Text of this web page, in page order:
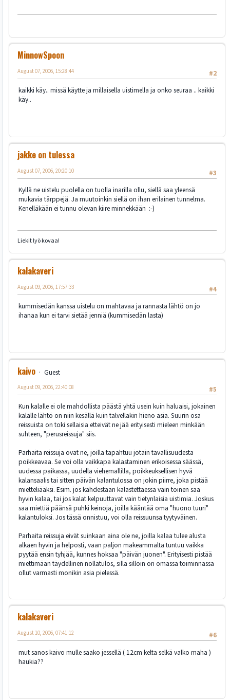
MinnowSpoon
#2
August 07, 2006, 15:28:44
kaikki käy.. missä käytte ja millaisella uistimella ja onko seuraa .. kaikki
käy..
jakke on tulessa
#3
August 07, 2006, 20:20:10
Kyllä ne uistelu puolella on tuolla inarilla ollu, siellä saa yleensä
mukavia tärppejä. Ja muutoinkin siellä on ihan erilainen tunnelma.
Kenelläkään ei tunnu olevan kiire minnekkään :-)
Liekit lyö kovaa!
kalakaveri
#4
August 09, 2006, 17:57:33
kummisedän kanssa uistelu on mahtavaa ja rannasta lähtö on jo
ihanaa kun ei tarvi sietää jenniä (kummisedän lasta)
kaivo
Guest
#5
August 09, 2006, 22:40:08
Kun kalalle ei ole mahdollista päästä yhtä usein kuin haluaisi, jokainen
kalalle lähtö on niin kesällä kuin talvellakin hieno asia. Suurin osa
reissuista on toki sellaisia etteivät ne jää erityisesti mieleen minkään
suhteen, "perusreissuja" siis.
Parhaita reissuja ovat ne, joilla tapahtuu jotain tavallisuudesta
poikkeavaa. Se voi olla vaikkapa kalastaminen erikoisessa säässä,
uudessa paikassa, uudella viehemallilla, poikkeuksellisen hyvä
kalansaalis tai sitten päivän kalantulossa on jokin piirre, joka pistää
mietteliääksi. Esim. jos kahdestaan kalastettaessa vain toinen saa
hyvin kalaa, tai jos kalat kelpuuttavat vain tietynlaisia uistimia. Joskus
saa miettiä päänsä puhki keinoja, joilla kääntää oma "huono tuuri"
kalantuloksi. Jos tässä onnistuu, voi olla reissuunsa tyytyväinen.
Parhaita reissuja eivät suinkaan aina ole ne, joilla kalaa tulee alusta
alkaen hyvin ja helposti, vaan paljon makeammalta tuntuu vaikka
pyytää ensin tyhjää, kunnes hoksaa "päivän juonen". Erityisesti pistää
miettimään täydellinen nollatulos, sillä silloin on omassa toiminnassa
ollut varmasti monikin asia pielessä.
kalakaveri
#6
August 10, 2006, 07:41:12
mut sanos kaivo mulle saako jessellä ( 12cm kelta selkä valko maha )
haukia??